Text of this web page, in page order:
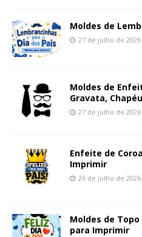
Moldes de
27 de julho de 2026
Moldes de
Gravata,
27 de julho de 2026
Enfeite de
Imprimir
26 de julho de 2026
Moldes de
para Imprimir